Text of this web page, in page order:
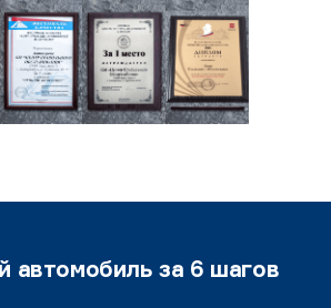
автомобиль за 6 шагов